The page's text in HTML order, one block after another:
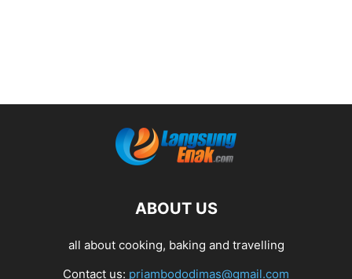
ABOUT US
all about cooking, baking and travelling
Contact us: priambododimas@gmail.com